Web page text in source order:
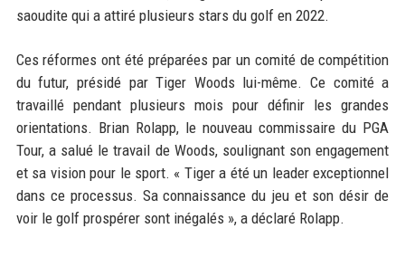
saoudite qui a attiré plusieurs stars du golf en 2022.
Ces réformes ont été préparées par un comité de compétition
du futur, présidé par Tiger Woods lui-même. Ce comité a
travaillé pendant plusieurs mois pour définir les grandes
orientations. Brian Rolapp, le nouveau commissaire du PGA
Tour, a salué le travail de Woods, soulignant son engagement
et sa vision pour le sport. « Tiger a été un leader exceptionnel
dans ce processus. Sa connaissance du jeu et son désir de
voir le golf prospérer sont inégalés », a déclaré Rolapp.